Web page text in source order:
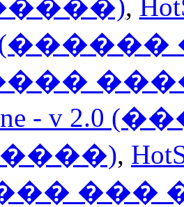
,
- v
,
���